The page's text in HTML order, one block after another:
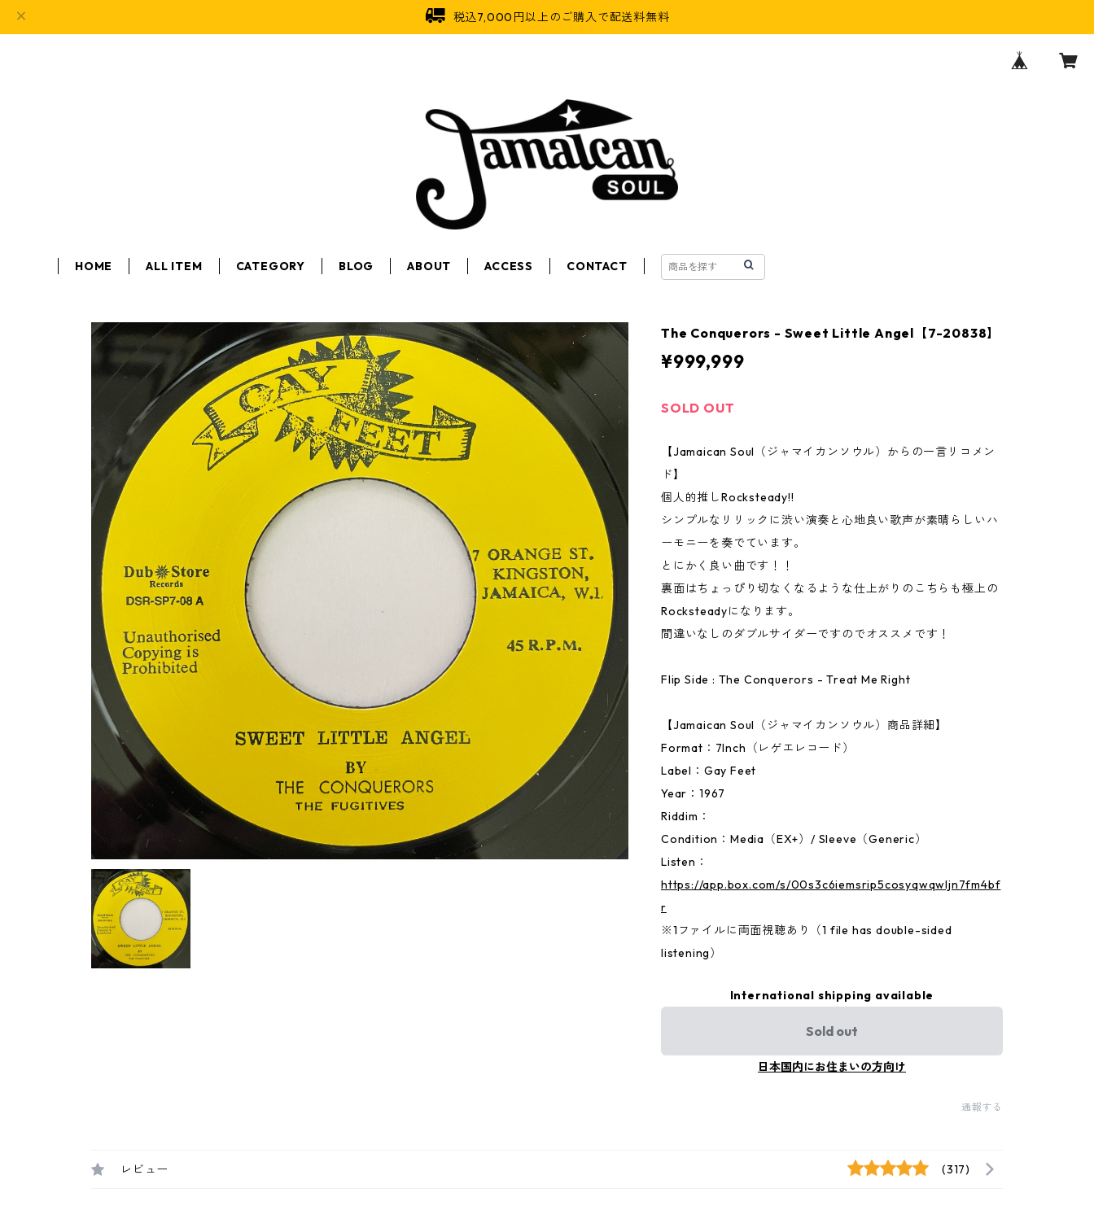
税込7,000円以上のご購入で配送料無料
HOME ALL ITEM CATEGORY BLOG ABOUT ACCESS CONTACT
The Conquerors - Sweet Little Angel【7-20838】
¥999,999
SOLD OUT
【Jamaican Soul（ジャマイカンソウル）からの一言リコメン
ド】
個人的推しRocksteady!!
シンプルなリリックに渋い演奏と心地良い歌声が素晴らしいハ
ーモニーを奏でています。
とにかく良い曲です！！
裏面はちょっぴり切なくなるような仕上がりのこちらも極上の
Rocksteadyになります。
間違いなしのダブルサイダーですのでオススメです！
Flip Side : The Conquerors - Treat Me Right
【Jamaican Soul（ジャマイカンソウル）商品詳細】
Format：7Inch（レゲエレコード）
Label：Gay Feet
Year：1967
Riddim：
Condition：Media（EX+）/ Sleeve（Generic）
Listen：
https://app.box.com/s/00s3c6iemsrip5cosyqwqwljn7fm4bf
r
※1ファイルに両面視聴あり（1 file has double-sided
listening）
International shipping available
Sold out
日本国内にお住まいの方向け
通報する
レビュー (317)